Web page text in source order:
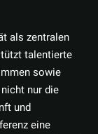
als zentralen
talentierte
sowie
nur die
und
eine